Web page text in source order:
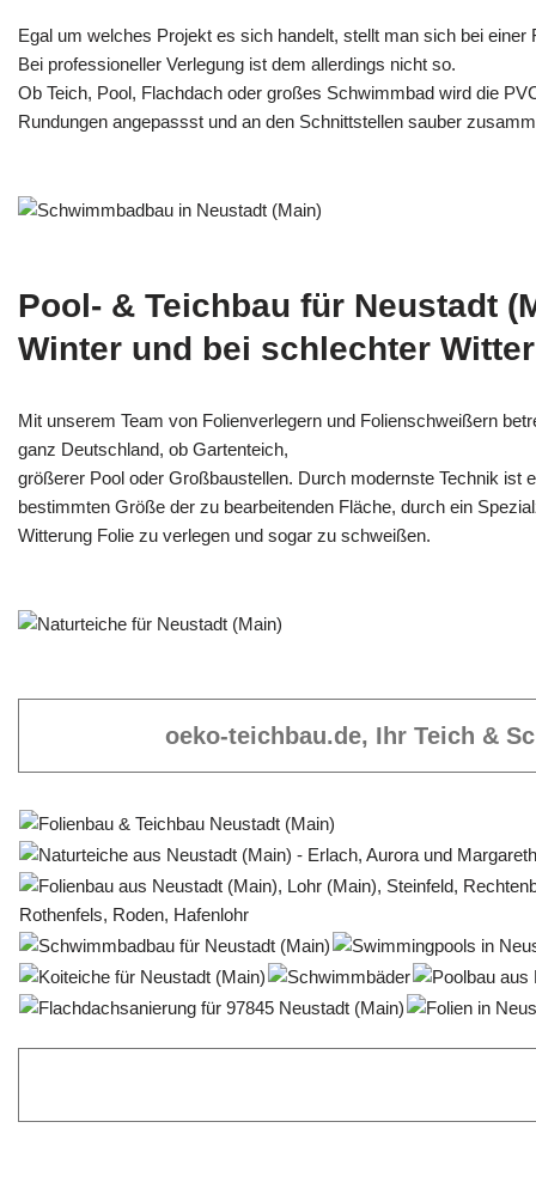
Egal um welches Projekt es sich handelt, stellt man sich bei einer
Bei professioneller Verlegung ist dem allerdings nicht so.
Ob Teich, Pool, Flachdach oder großes Schwimmbad wird die
Rundungen angepassst und an den Schnittstellen sauber
Pool- & Teichbau für Neustadt
Winter und bei schlechter
Mit unserem Team von Folienverlegern und Folien­schweißern
ganz Deutschland, ob Gartenteich,
größerer Pool oder Großbaustellen. Durch modernste Technik ist
bestimmten Größe der zu bearbeitenden Fläche, durch ein
Witterung Folie zu verlegen und sogar zu schweißen.
oeko-teichbau.de, Ihr Teich &